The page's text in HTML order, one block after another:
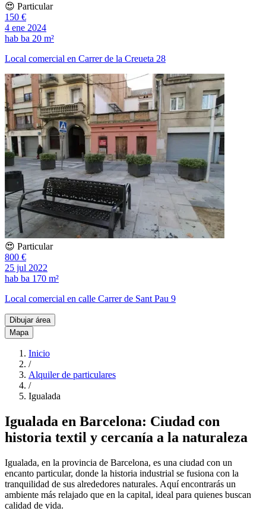
😍 Particular
150 €
4 ene 2024
hab ba 20 m²
Local comercial en Carrer de la Creueta 28
😍 Particular
800 €
25 jul 2022
hab ba 170 m²
Local comercial en calle Carrer de Sant Pau 9
Dibujar área
Mapa
Inicio
/
Alquiler de particulares
/
Igualada
Igualada en Barcelona: Ciudad con
historia textil y cercanía a la naturaleza
Igualada, en la provincia de Barcelona, es una ciudad con un
encanto particular, donde la historia industrial se fusiona con la
tranquilidad de sus alrededores naturales. Aquí encontrarás un
ambiente más relajado que en la capital, ideal para quienes buscan
calidad de vida.